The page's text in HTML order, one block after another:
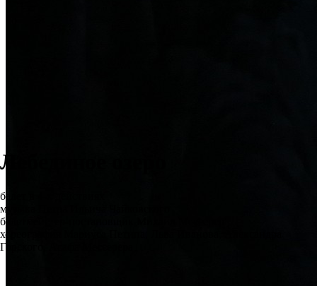
Лебединое озеро
балет в 4-х действиях
музыка Петра Ильича Чайковского
балетмейстер-постановщик Михаил Мессерер
хореография Мариуса Петипа, Льва Иванова, Александра
Горского, Асафа Мессерера